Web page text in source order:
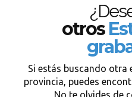
otros
Si estás buscando otra
provincia, puedes
No te olvides de